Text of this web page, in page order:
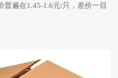
遍在1.45-1.6元/只，差价一目